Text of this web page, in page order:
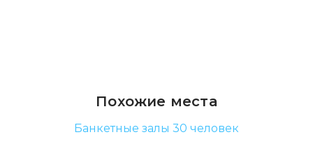
Похожие места
Банкетные залы 30 человек